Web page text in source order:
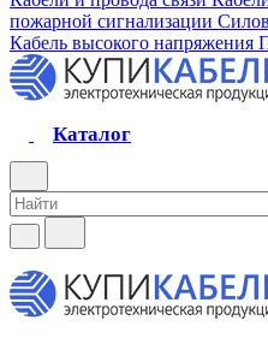
пожарной сигнализации
Кабель высокого напряжения
Каталог